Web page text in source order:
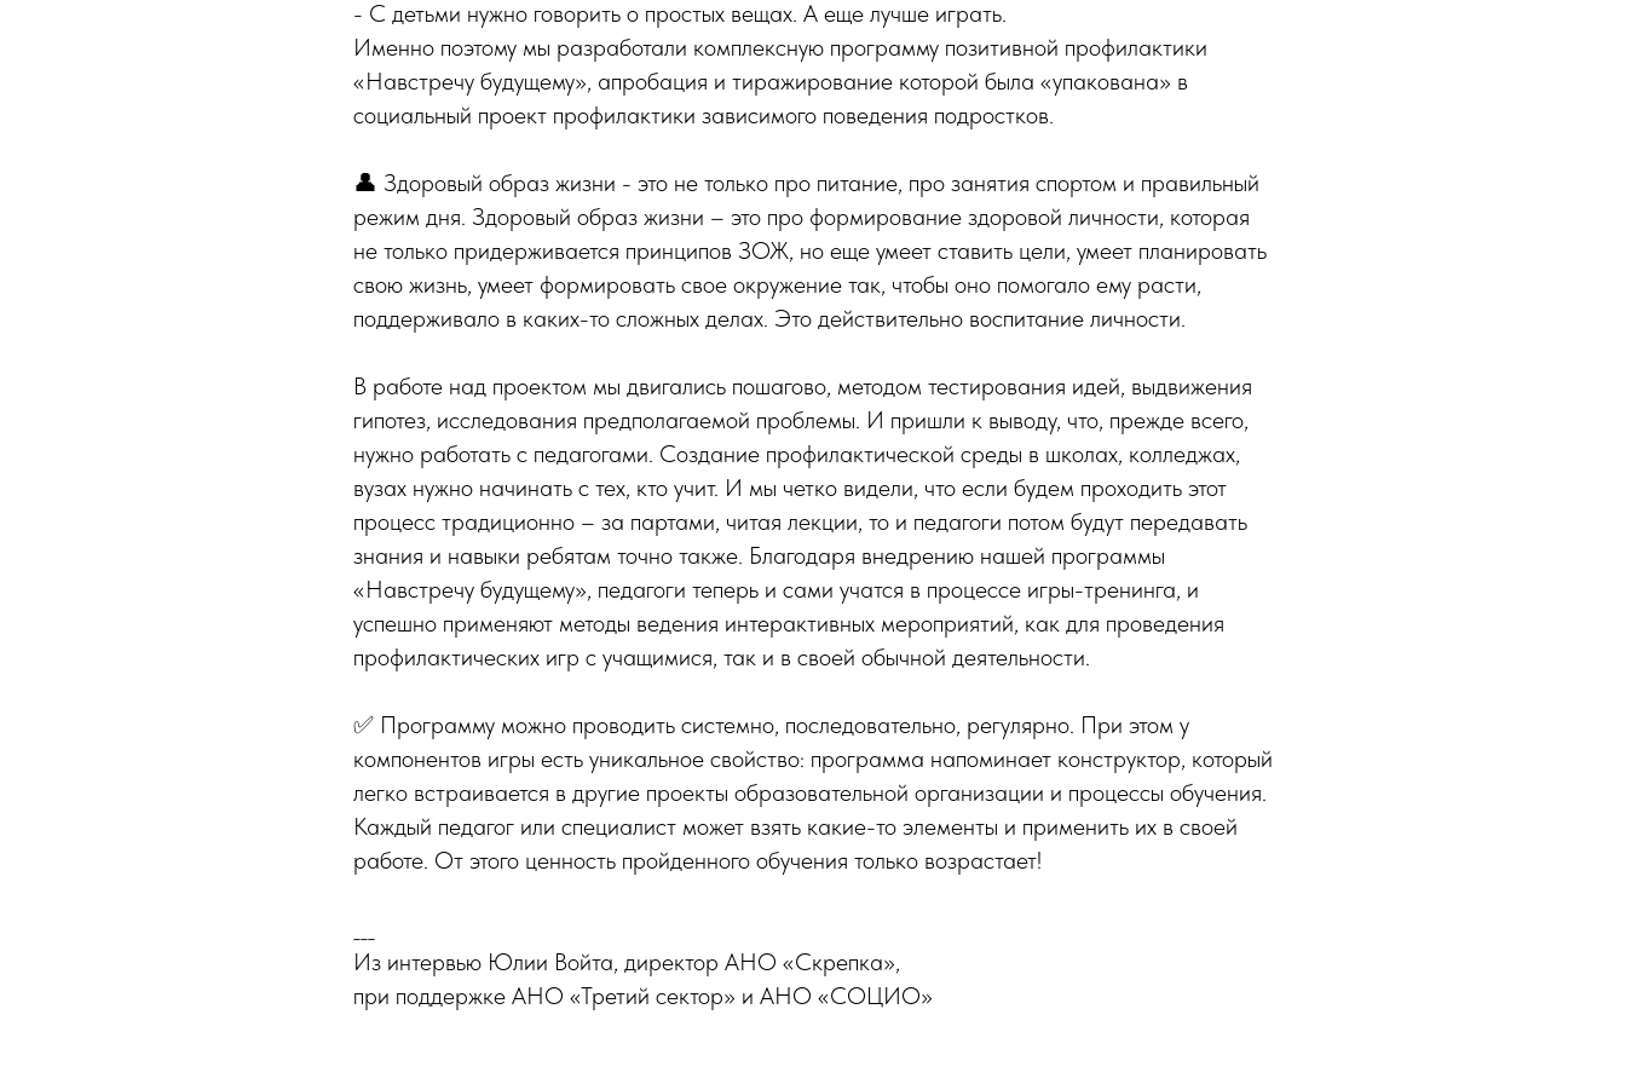
- С детьми нужно говорить о простых вещах. А еще лучше играть.
Именно поэтому мы разработали комплексную программу позитивной профилактики
«Навстречу будущему», апробация и тиражирование которой была «упакована» в
социальный проект профилактики зависимого поведения подростков.
👤 Здоровый образ жизни - это не только про питание, про занятия спортом и правильный
режим дня. Здоровый образ жизни – это про формирование здоровой личности, которая
не только придерживается принципов ЗОЖ, но еще умеет ставить цели, умеет планировать
свою жизнь, умеет формировать свое окружение так, чтобы оно помогало ему расти,
поддерживало в каких-то сложных делах. Это действительно воспитание личности.
В работе над проектом мы двигались пошагово, методом тестирования идей, выдвижения
гипотез, исследования предполагаемой проблемы. И пришли к выводу, что, прежде всего,
нужно работать с педагогами. Создание профилактической среды в школах, колледжах,
вузах нужно начинать с тех, кто учит. И мы четко видели, что если будем проходить этот
процесс традиционно – за партами, читая лекции, то и педагоги потом будут передавать
знания и навыки ребятам точно также. Благодаря внедрению нашей программы
«Навстречу будущему», педагоги теперь и сами учатся в процессе игры-тренинга, и
успешно применяют методы ведения интерактивных мероприятий, как для проведения
профилактических игр с учащимися, так и в своей обычной деятельности.
✅ Программу можно проводить системно, последовательно, регулярно. При этом у
компонентов игры есть уникальное свойство: программа напоминает конструктор, который
легко встраивается в другие проекты образовательной организации и процессы обучения.
Каждый педагог или специалист может взять какие-то элементы и применить их в своей
работе. От этого ценность пройденного обучения только возрастает!
Из интервью Юлии Войта, директор АНО «Скрепка»,
при поддержке АНО «Третий сектор» и АНО «СОЦИО»